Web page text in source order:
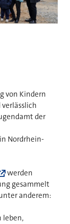
von Kindern
der
Nordrhein-
werden
gesammelt
anderem:
leben,